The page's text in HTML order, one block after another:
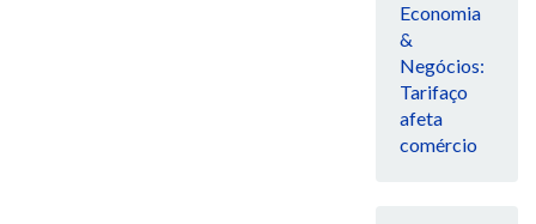
Economia
&
Negócios:
Tarifaço
afeta
comércio